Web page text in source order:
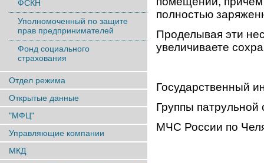
ФСКН
Уполномоченный по защите
прав предпринимателей
Фонд социального
страхования
Отдел режима
Открытые данные
"МФЦ"
Управляющие компании
МКД
полностью
Проделывая эти
увеличиваете
Государственный
Группы
МЧС России по